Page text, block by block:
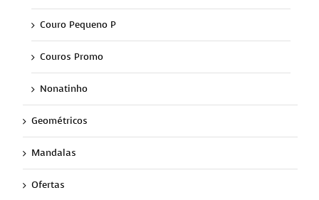
Couro Pequeno P
Couros Promo
Nonatinho
Geométricos
Mandalas
Ofertas